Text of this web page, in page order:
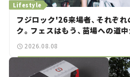
フジロック'26来場者、それぞ
ク。フェスはもう、苗場への道
Lifestyle
2026.08.08